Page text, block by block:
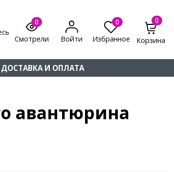
0
Смотрели
Войти
0
Избранное
0
Корзина
ДОСТАВКА И ОПЛАТА
авантюрина